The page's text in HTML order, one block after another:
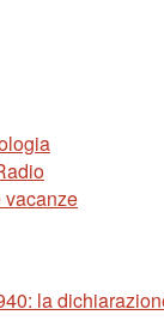
vacanze